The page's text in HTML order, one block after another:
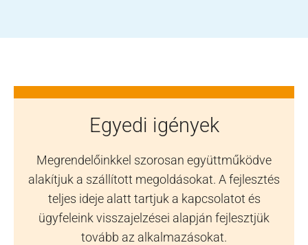
Egyedi igények
Megrendelőinkkel szorosan együttműködve
alakítjuk a szállított megoldásokat. A fejlesztés
teljes ideje alatt tartjuk a kapcsolatot és
ügyfeleink visszajelzései alapján fejlesztjük
tovább az alkalmazásokat.